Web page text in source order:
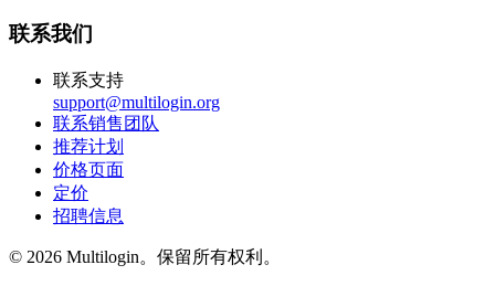
联系我们
联系支持
support@multilogin.org
联系销售团队
推荐计划
价格页面
定价
招聘信息
© 2026 Multilogin。保留所有权利。